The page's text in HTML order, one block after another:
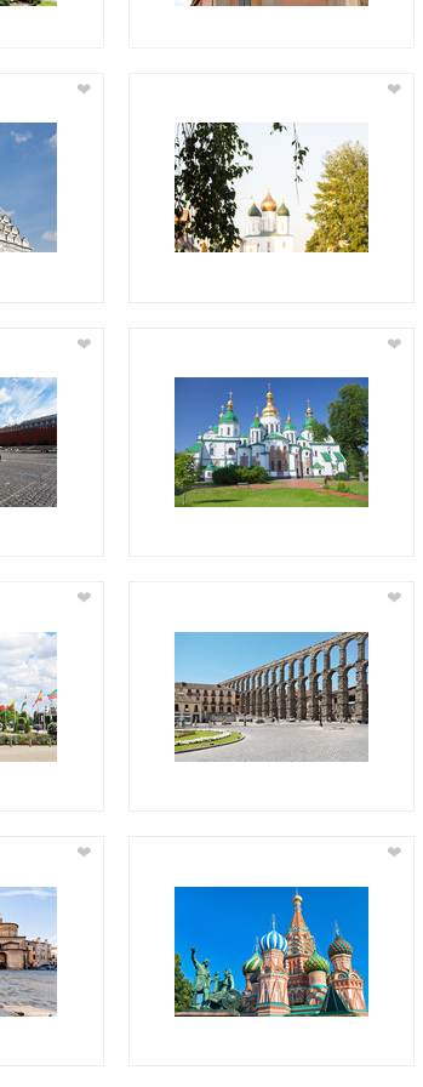
❤ ❤
❤ ❤
❤ ❤
❤ ❤